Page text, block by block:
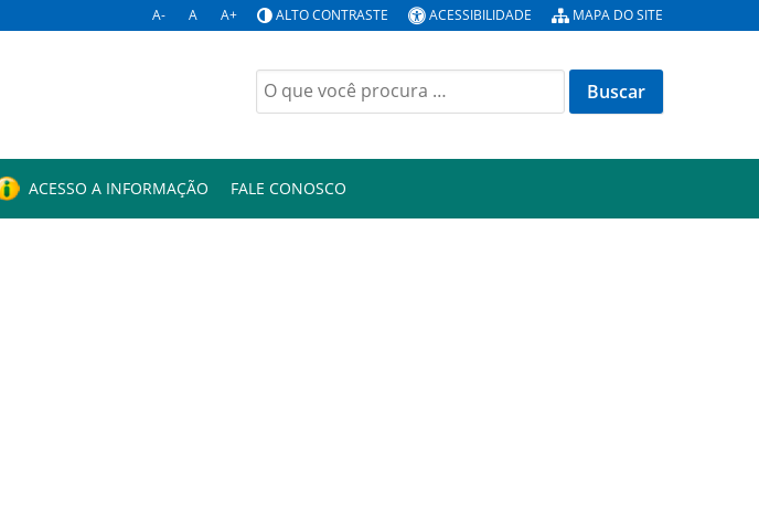
A- A A+ ALTO CONTRASTE ACESSIBILIDADE MAPA DO SITE
ACESSO A INFORMAÇÃO FALE CONOSCO